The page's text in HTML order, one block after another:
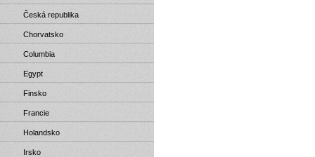
Česká republika
Chorvatsko
Columbia
Egypt
Finsko
Francie
Holandsko
Irsko